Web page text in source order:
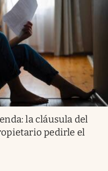
la cláusula del
pedirle el